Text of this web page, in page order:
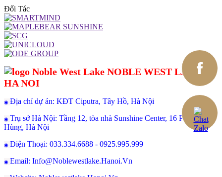
Đối Tác
NOBLE WEST LAKE
HA NOI
◉ Địa chỉ dự án: KĐT Ciputra, Tây Hồ, Hà Nội
◉ Trụ sở Hà Nội: Tầng 12, tòa nhà Sunshine Center, 16 Phạm
Hùng, Hà Nội
◉ Điện Thoại: 033.334.6688 - 0925.995.999
◉ Email: Info@Noblewestlake.Hanoi.Vn